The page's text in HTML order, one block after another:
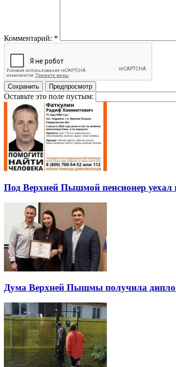
Комментарий: *
Оставьте это поле пустым:
Под Верхней Пышмой пенсионер уехал
Дума Верхней Пышмы получила